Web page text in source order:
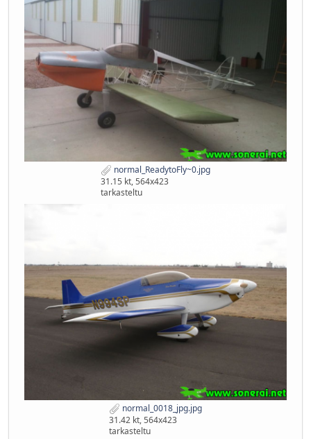
normal_ReadytoFly~0.jpg
31.15 kt, 564x423
tarkasteltu
normal_0018_jpg.jpg
31.42 kt, 564x423
tarkasteltu